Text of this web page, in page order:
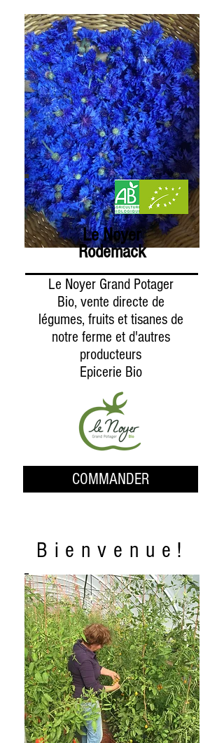
Le Noyer
Rodemack
Le Noyer Grand Potager
Bio, vente directe de
légumes, fruits et tisanes de
notre ferme et d'autres
producteurs
Epicerie Bio
COMMANDER
Bienvenue!